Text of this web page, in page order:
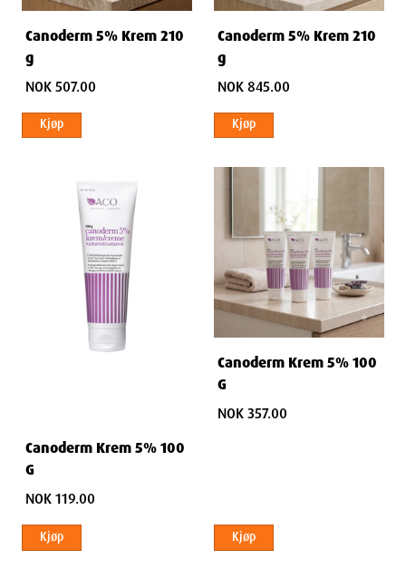
Canoderm 5% Krem 210
g
NOK 507.00
Kjøp
Canoderm 5% Krem 210
g
NOK 845.00
Kjøp
Canoderm Krem 5% 100
G
NOK 119.00
Kjøp
Canoderm Krem 5% 100
G
NOK 357.00
Kjøp